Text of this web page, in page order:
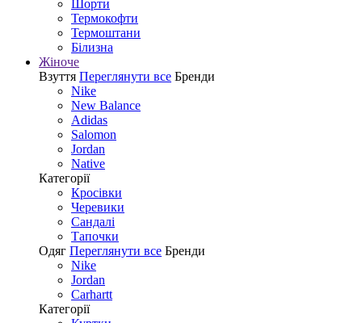
Шорти
Термокофти
Термоштани
Білизна
Жіноче
Взуття Переглянути все Бренди
Nike
New Balance
Adidas
Salomon
Jordan
Native
Категорії
Кросівки
Черевики
Сандалі
Tапочки
Одяг Переглянути все Бренди
Nike
Jordan
Carhartt
Категорії